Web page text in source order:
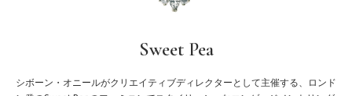
Sweet Pea
シボーン・オニールがクリエイティブディレクターとして主催する、ロンド